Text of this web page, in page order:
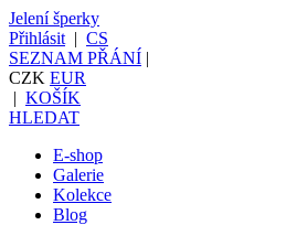
Jelení šperky
Přihlásit | CS
SEZNAM PŘÁNÍ |
CZK EUR
| KOŠÍK
HLEDAT
E-shop
Galerie
Kolekce
Blog